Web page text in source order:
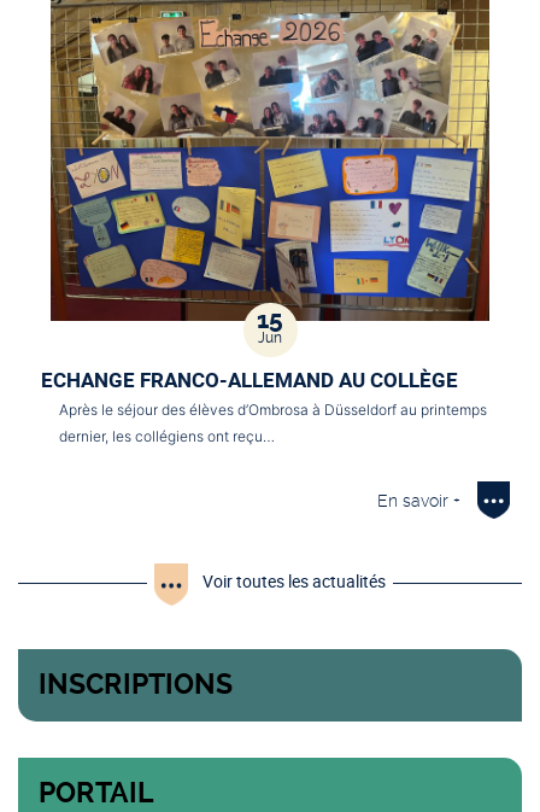
15
Jun
ECHANGE FRANCO-ALLEMAND AU COLLÈGE
Après le séjour des élèves d’Ombrosa à Düsseldorf au printemps
dernier, les collégiens ont reçu…
En savoir +
Voir toutes les actualités
INSCRIPTIONS
PORTAIL